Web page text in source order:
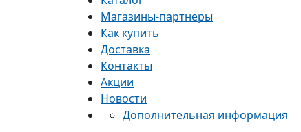
Магазины-партнеры
Как купить
Доставка
Контакты
Акции
Новости
Дополнительная информация